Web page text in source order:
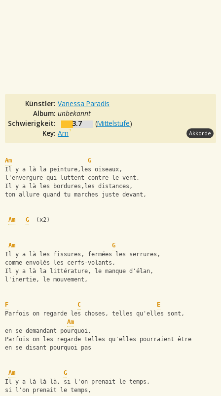
Künstler: Vanessa Paradis
Album: unbekannt
Schwierigkeit:
3.7 (Mittelstufe)
Key: Am Akkorde
Am
G
Il y a là la peinture,les oiseaux,
l'envergure qui luttent contre le vent,
Il y a là les bordures,les distances,
ton allure quand tu marches juste devant,
Am G
  (x2)
Am
G
Il y a là les fissures, fermées les serrures,
comme envolés les cerfs-volants,
Il y a là la littérature, le manque d'élan,
l'inertie, le mouvement,
F C
E
Parfois on regarde les choses, telles qu'elles sont,
Am
en se demandant pourquoi,
Parfois on les regarde telles qu'elles pourraient être
en se disant pourquoi pas
Am
G
Il y a là là là, si l'on prenait le temps,
si l'on prenait le temps,